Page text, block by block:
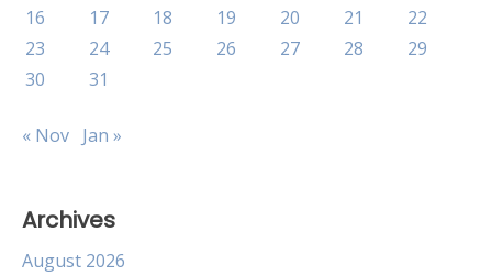
16
17 18 19 20 21
22
23
24 25 26 27 28
29
30
31
« Nov Jan »
Archives
August 2026